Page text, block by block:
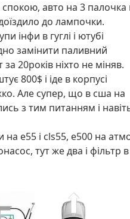
авто на 3 палочка
до лампочки.
інфи в гуглі і ютубі
замінити паливний
20років ніхто не міняв.
800$ і іде в корпусі
Але супер, що в сша на
з тим питанням і
на е55 і cls55, е500 на
тут же два і фільтр в